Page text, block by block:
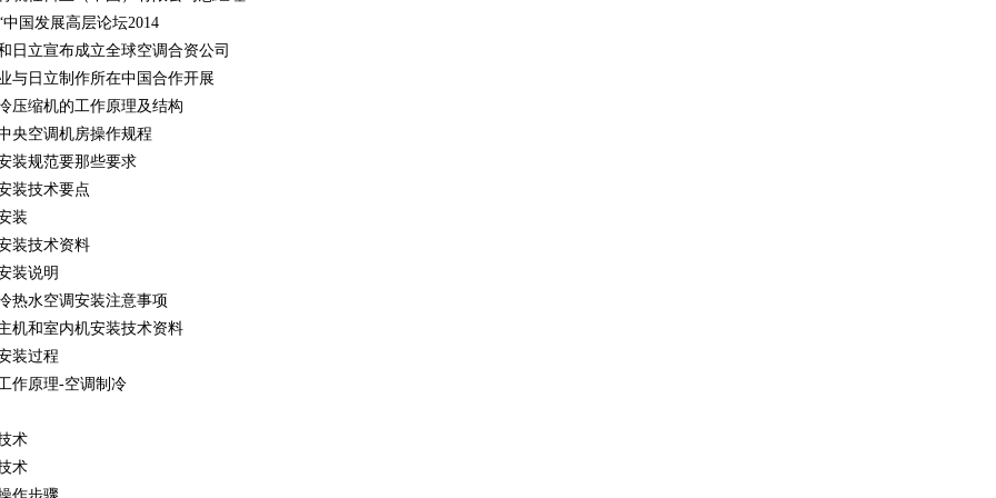
国发展高层论坛2014
日立宣布成立全球空调合资公司
与日立制作所在中国合作开展
压缩机的工作原理及结构
央空调机房操作规程
装规范要那些要求
装技术要点
装
装技术资料
装说明
热水空调安装注意事项
机和室内机安装技术资料
装过程
作原理-空调制冷
术
术